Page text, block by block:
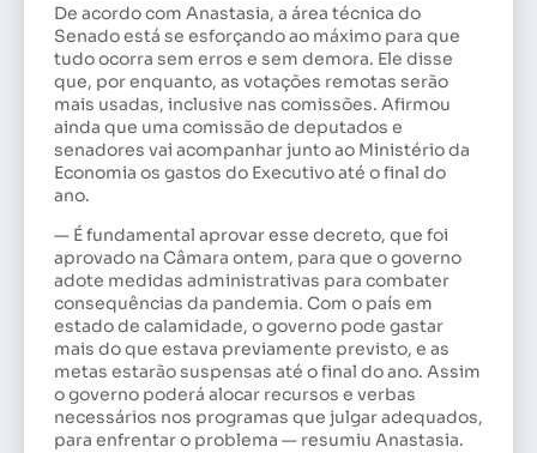
De acordo com Anastasia, a área técnica do
Senado está se esforçando ao máximo para que
tudo ocorra sem erros e sem demora. Ele disse
que, por enquanto, as votações remotas serão
mais usadas, inclusive nas comissões. Afirmou
ainda que uma comissão de deputados e
senadores vai acompanhar junto ao Ministério da
Economia os gastos do Executivo até o final do
ano.
— É fundamental aprovar esse decreto, que foi
aprovado na Câmara ontem, para que o governo
adote medidas administrativas para combater
consequências da pandemia. Com o país em
estado de calamidade, o governo pode gastar
mais do que estava previamente previsto, e as
metas estarão suspensas até o final do ano. Assim
o governo poderá alocar recursos e verbas
necessários nos programas que julgar adequados,
para enfrentar o problema — resumiu Anastasia.